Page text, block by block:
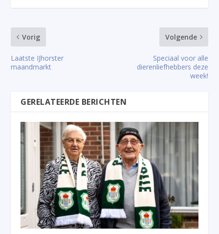
Vorig
Laatste IJhorster
maandmarkt
Volgende
Speciaal voor alle
dierenliefhebbers deze
week!
GERELATEERDE BERICHTEN